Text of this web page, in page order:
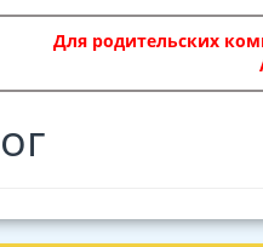
Для родительских